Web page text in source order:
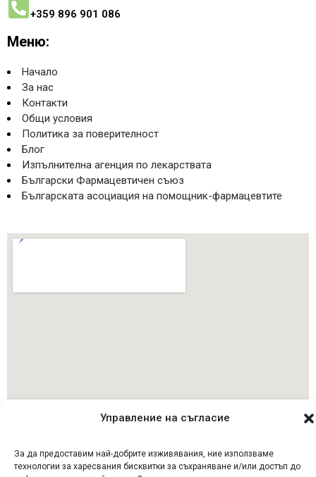
Управление на съгласие
За да предоставим най-добрите изживявания, ние използваме
технологии за харесвания бисквитки за съхраняване и/или достъп до
+359 896 901 086
Меню:
Начало
За нас
Контакти
Общи условия
Политика за поверителност
Блог
Изпълнителна агенция по лекарствата
Български Фармацевтичен съюз
Българската асоциация на помощник-фармацевтите
Последвай ни